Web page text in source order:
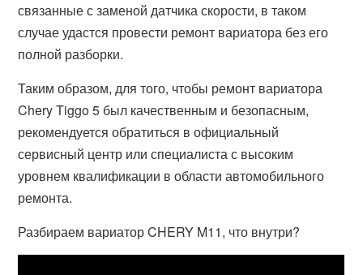
связанные с заменой датчика скорости, в таком
случае удастся провести ремонт вариатора без его
полной разборки.
Таким образом, для того, чтобы ремонт вариатора
Chery Tiggo 5 был качественным и безопасным,
рекомендуется обратиться в официальный
сервисный центр или специалиста с высоким
уровнем квалификации в области автомобильного
ремонта.
Разбираем вариатор CHERY M11, что внутри?